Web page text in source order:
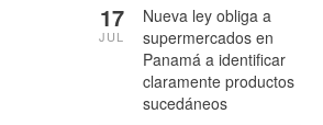
Nueva ley obliga a
supermercados en
Panamá a identificar
claramente productos
sucedáneos
17
JUL